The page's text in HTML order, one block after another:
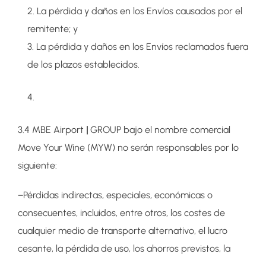
La pérdida y daños en los Envíos causados por el
remitente; y
La pérdida y daños en los Envíos reclamados fuera
de los plazos establecidos.
3.4 MBE Airport | GROUP bajo el nombre comercial
Move Your Wine (MYW) no serán responsables por lo
siguiente:
−Pérdidas indirectas, especiales, económicas o
consecuentes, incluidos, entre otros, los costes de
cualquier medio de transporte alternativo, el lucro
cesante, la pérdida de uso, los ahorros previstos, la